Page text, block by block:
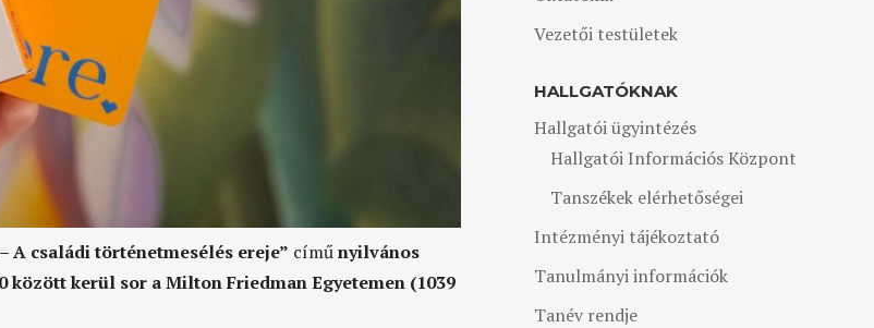
A családi történetmesélés ereje” címűnyilvános
között kerül sor a Milton Friedman Egyetemen (1039
Vezetői testületek
HALLGATÓKNAK
Hallgatói ügyintézés
Hallgatói Információs Központ
Tanszékek elérhetőségei
Intézményi tájékoztató
Tanulmányi információk
Tanév rendje